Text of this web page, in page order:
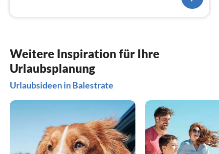
Weitere Inspiration für Ihre
Urlaubsplanung
Urlaubsideen in Balestrate